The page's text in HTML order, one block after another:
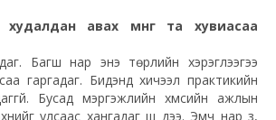
авах мөнгөө та хувиасаа
Багш нар энэ төрлийн хэрэглээгээ
гаргадаг. Бидэнд хичээл практикийн
Бусад мэргэжлийн хүмүүсийн ажлын
улсаас хангадаг шүү дээ. Эмч нар зүү,